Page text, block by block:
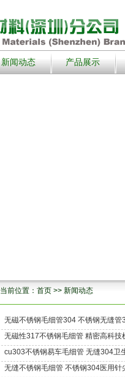
新闻动态 产品展示
当前位置： 首页 >> 新闻动态
无磁不锈钢毛细管304 不锈钢无缝管
无磁性317不锈钢毛细管 精密高科技
cu303不锈钢易车毛细管 无缝304卫
无缝不锈钢毛细管 不锈钢304医用针